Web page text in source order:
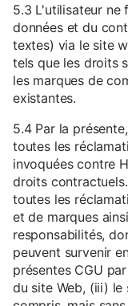
5.3 L'utilisateur ne
données et du
textes) via le site
tels que les droits
les marques de
existantes.
5.4 Par la
toutes les
invoquées contre
droits
toutes les
et de marques
responsabilités,
peuvent survenir
présentes CGU
du site Web, (iii) le